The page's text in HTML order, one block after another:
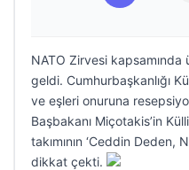
NATO Zirvesi kapsamında
geldi. Cumhurbaşkanlığı
ve eşleri onuruna
Başbakanı Miçotakis’in
takımının ‘Ceddin Deden,
dikkat çekti.